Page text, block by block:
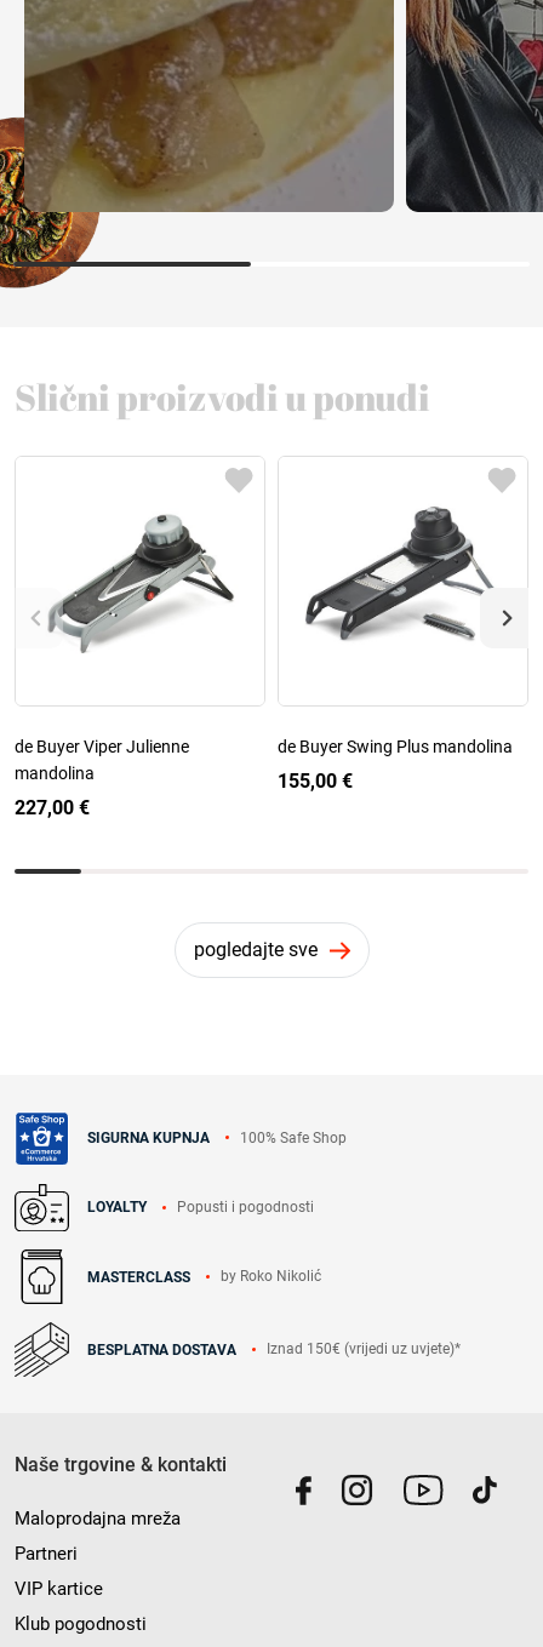
Slični proizvodi u ponudi
de Buyer Viper Julienne
mandolina
227,00 €
de Buyer Swing Plus mandolina
155,00 €
pogledajte sve
SIGURNA KUPNJA 100% Safe Shop
LOYALTY Popusti i pogodnosti
MASTERCLASS by Roko Nikolić
BESPLATNA DOSTAVA Iznad 150€ (vrijedi uz uvjete)*
Naše trgovine & kontakti
Maloprodajna mreža
Partneri
VIP kartice
Klub pogodnosti